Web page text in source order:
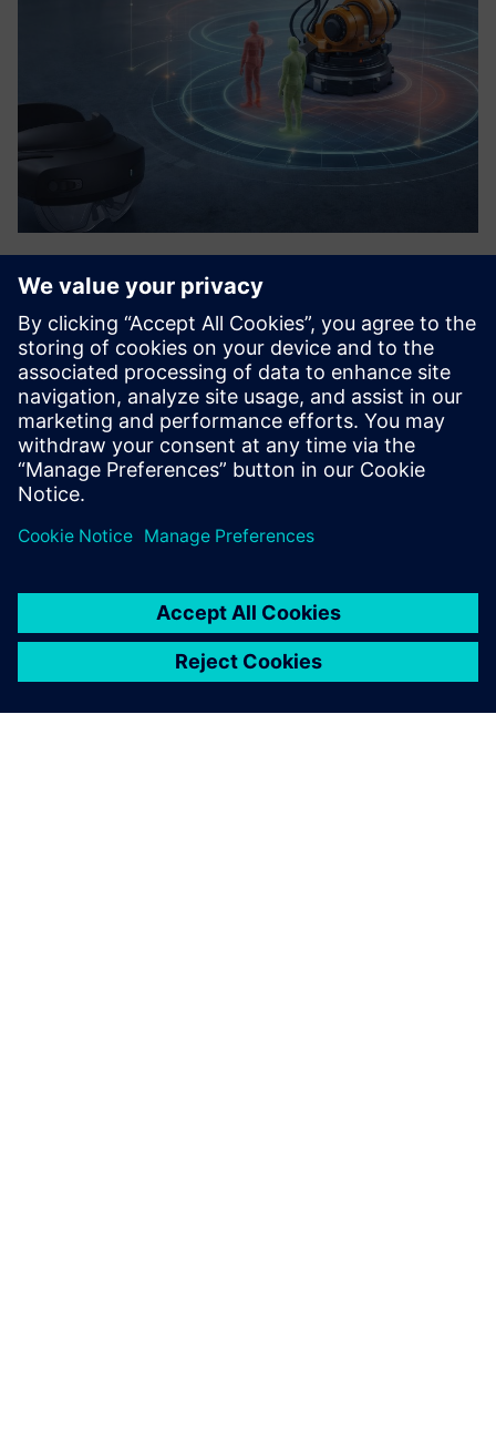
AR-powered Analytics
«Alt du kan se, må du teste mindre.» Vi lager en digital
representasjon av problemet, og med AR-teknologi
projiserer vi det direkte til riktig sted. Dette gjør oss til
løsningen for alle automatiseringssystemer med høyt
variantman...
Lær mer